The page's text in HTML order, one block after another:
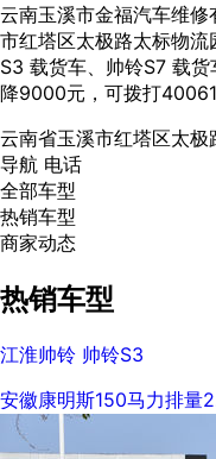
云南玉溪市金福汽车维
市红塔区太极路太标物
S3 载货车、帅铃S7 载
降9000元，可拨打
云南省玉溪市红塔区太极
导航 电话
全部车型
热销车型
商家动态
热销车型
江淮帅铃 帅铃S3
安徽康明斯150马力排量